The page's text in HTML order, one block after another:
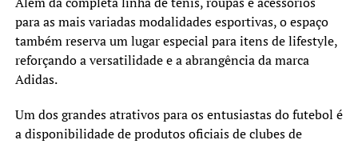
para as mais variadas modalidades esportivas, o espaço
também reserva um lugar especial para itens de lifestyle,
reforçando a versatilidade e a abrangência da marca
Adidas.
Um dos grandes atrativos para os entusiastas do futebol é
a disponibilidade de produtos oficiais de clubes de